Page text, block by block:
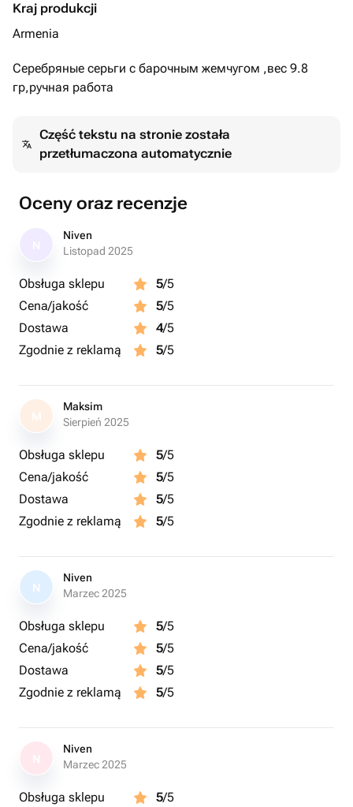
Kraj produkcji
Armenia
Серебряные серьги с барочным жемчугом ,вес 9.8
гр,ручная работа
Część tekstu na stronie została
przetłumaczona automatycznie
Oceny oraz recenzje
Niven
Listopad 2025
Obsługa sklepu 5/5
Cena/jakość
5/5
Dostawa
4/5
Zgodnie z reklamą
5/5
M
Maksim
Sierpień 2025
Obsługa sklepu 5/5
Cena/jakość
5/5
Dostawa
5/5
Zgodnie z reklamą
5/5
N
Niven
Marzec 2025
Obsługa sklepu 5/5
Cena/jakość
5/5
Dostawa
5/5
Zgodnie z reklamą
5/5
Niven
Marzec 2025
Obsługa sklepu 5/5